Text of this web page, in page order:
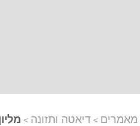
מאמרים >דיאטה ותזונה >